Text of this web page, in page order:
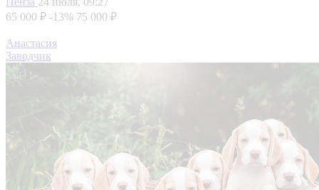
65 000 ₽ -13% 75 000 ₽
Анастасия
Заводчик